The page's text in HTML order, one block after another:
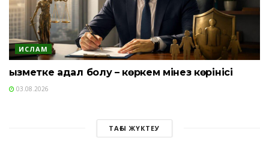
ИСЛАМ
Қызметке адал болу – көркем мінез көрінісі
03.08.2026
ТАҒЫ ЖҮКТЕУ